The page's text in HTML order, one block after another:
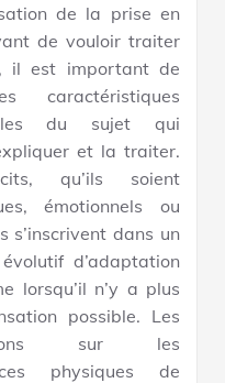
de la prise en
de vouloir traiter
il est important de
caractéristiques
du sujet qui
et la traiter.
qu’ils soient
émotionnels ou
s’inscrivent dans un
d’adaptation
lorsqu’il n’y a plus
possible. Les
sur les
physiques de